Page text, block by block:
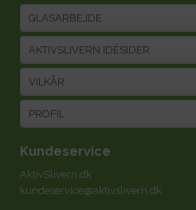
GLASARBEJDE
AKTIVSLIVERN IDÉSIDER
VILKÅR
PROFIL
Kundeservice
AktivSlivern.dk
kundeservice@aktivslivern.dk